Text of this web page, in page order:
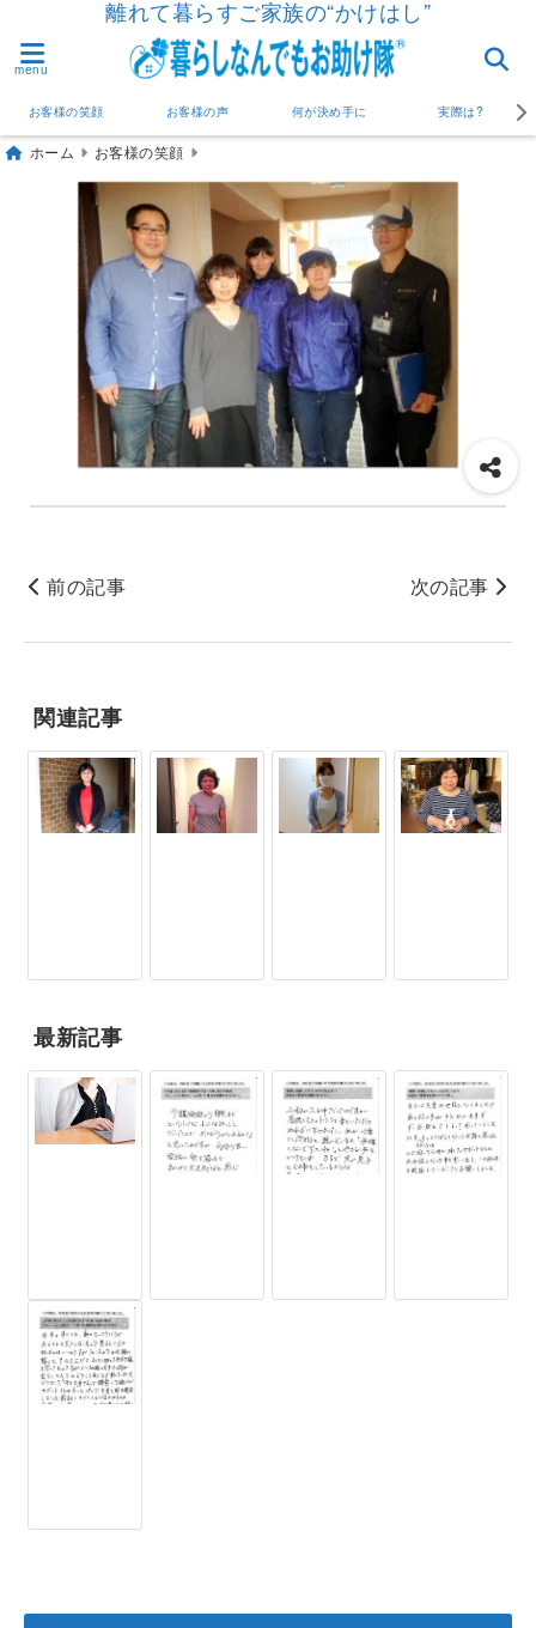
離れて暮らすご家族の“かけはし”
menu
お客様の笑顔 お客様の声 何が決め手に 実際は?
ホーム お客様の笑顔
前の記事 次の記事
関連記事
最新記事